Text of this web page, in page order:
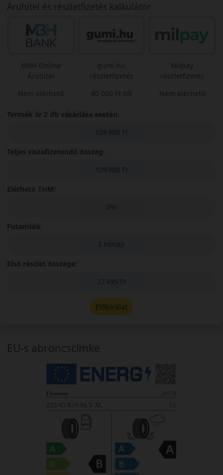
Áruhitel és részletfizetés kalkulátor
MBH Online
Áruhitel
Nem elérhető
gumi.hu
részletfizetés
80 000 Ft-tól
Milpay
részletfizetés
Nem elérhető
Termék ár 2 db vásárlása esetén:
109 980 Ft
Teljes viszafizetendő összeg:
109 980 Ft
Elérhető THM:
0%
Futamidő:
3 hónap
Első részlet összege:
27 495 Ft
Előbírálat
EU-s abroncscímke